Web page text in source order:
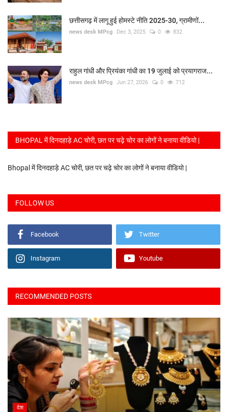
खेल
नौकरी
करिअर
ज्योतिष
छत्तीसगढ़ में लागू हुई होमस्टे नीति 2025-30, ग्रामीणों...
news desk MPcg Dec 3, 2025 0 832
राहुल गांधी और प्रियंका गांधी का 19 जुलाई को प्रयागराज...
news desk MPcg Jun 27, 2026 0 712
BHOPAL में दिनदहाड़े AC चोरी, छत पर चढ़े चोर का लोगों ने बनाया वीडियो |
Bhopal में दिनदहाड़े AC चोरी, छत पर चढ़े चोर का लोगों ने बनाया वीडियो |
FOLLOW US
Facebook Twitter
Instagram Youtube
RECOMMENDED POSTS
देश